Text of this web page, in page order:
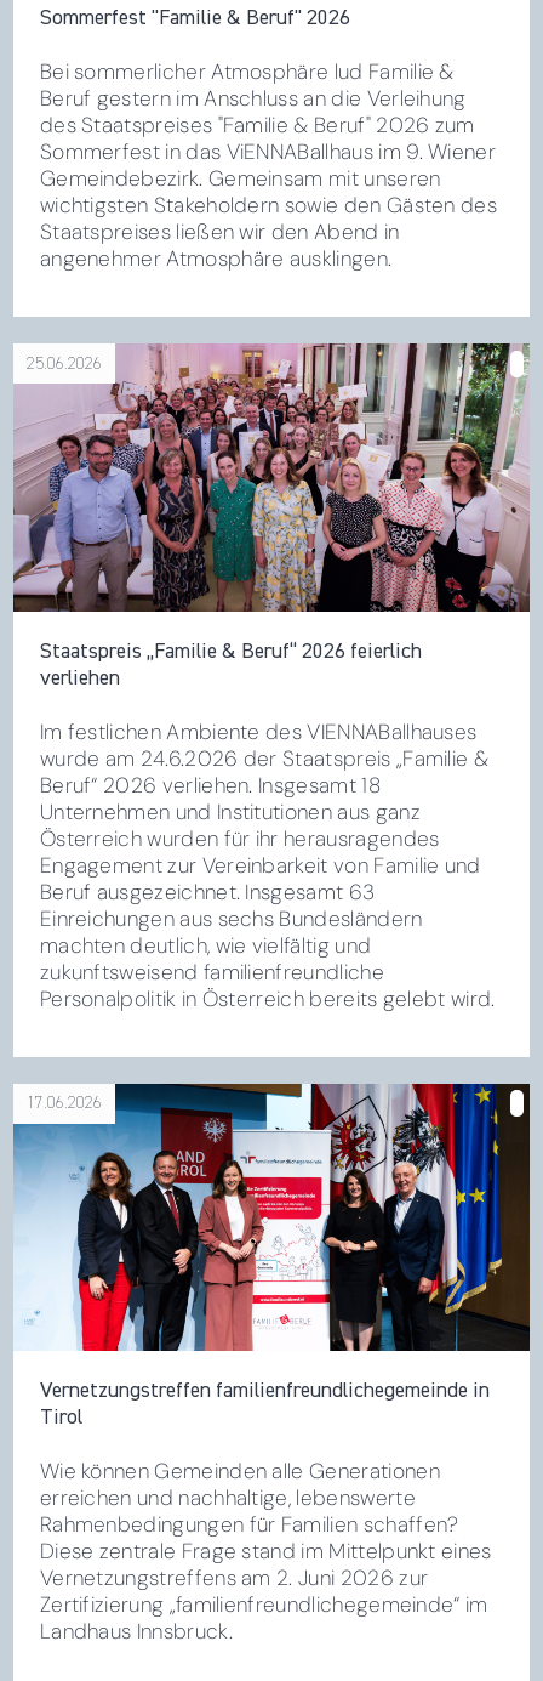
Sommerfest "Familie & Beruf" 2026
Bei sommerlicher Atmosphäre lud Familie &
Beruf gestern im Anschluss an die Verleihung
des Staatspreises "Familie & Beruf" 2026 zum
Sommerfest in das ViENNABallhaus im 9. Wiener
Gemeindebezirk. Gemeinsam mit unseren
wichtigsten Stakeholdern sowie den Gästen des
Staatspreises ließen wir den Abend in
angenehmer Atmosphäre ausklingen.
Staatspreis „Familie & Beruf“ 2026 feierlich
verliehen
25.06.2026
Im festlichen Ambiente des VIENNABallhauses
wurde am 24.6.2026 der Staatspreis „Familie &
Beruf“ 2026 verliehen. Insgesamt 18
Unternehmen und Institutionen aus ganz
Österreich wurden für ihr herausragendes
Engagement zur Vereinbarkeit von Familie und
Beruf ausgezeichnet. Insgesamt 63
Einreichungen aus sechs Bundesländern
machten deutlich, wie vielfältig und
zukunftsweisend familienfreundliche
Personalpolitik in Österreich bereits gelebt wird.
Vernetzungstreffen familienfreundlichegemeinde in
Tirol
17.06.2026
Wie können Gemeinden alle Generationen
erreichen und nachhaltige, lebenswerte
Rahmenbedingungen für Familien schaffen?
Diese zentrale Frage stand im Mittelpunkt eines
Vernetzungstreffens am 2. Juni 2026 zur
Zertifizierung „familienfreundlichegemeinde“ im
Landhaus Innsbruck.